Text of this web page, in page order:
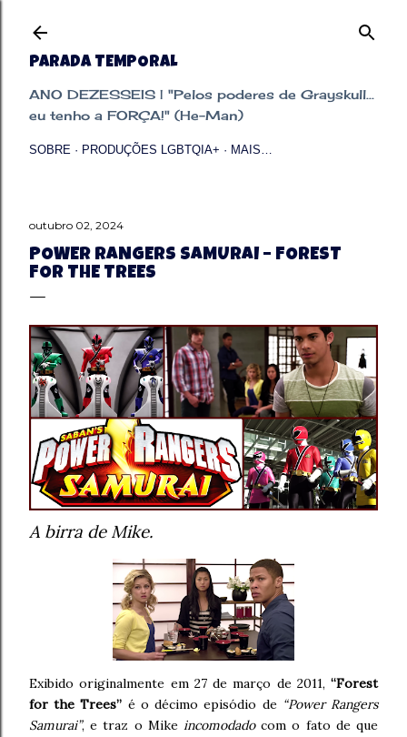
PARADA TEMPORAL
ANO DEZESSEIS | "Pelos poderes de Grayskull...
eu tenho a FORÇA!" (He-Man)
SOBRE PRODUÇÕES LGBTQIA+ MAIS…
outubro 02, 2024
POWER RANGERS SAMURAI – FOREST
FOR THE TREES
A birra de Mike.
Exibido originalmente em 27 de março de 2011, “Forest
for the Trees” é o décimo episódio de “Power Rangers
Samurai”, e traz o Mike incomodadocom o fato de que